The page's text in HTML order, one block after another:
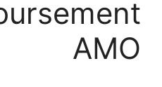
AMO